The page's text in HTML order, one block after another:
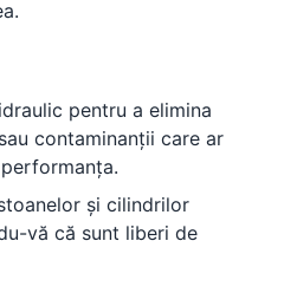
pentru a elimina
contaminanții care ar
și cilindrilor
vă că sunt liberi de